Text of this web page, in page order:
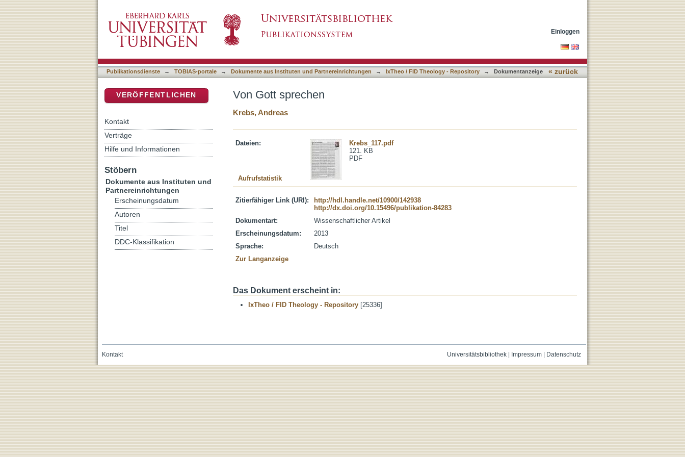
Einloggen
Publikationsdienste → TOBIAS-portale → Dokumente aus Instituten und Partnereinrichtungen → IxTheo / FID Theology - Repository → Dokumentanzeige « zurück
Von Gott sprechen
Krebs, Andreas
Dateien:
Krebs_117.pdf
121. KB
PDF
Aufrufstatistik
Zitierfähiger Link (URI):
http://hdl.handle.net/10900/142938
http://dx.doi.org/10.15496/publikation-84283
Dokumentart:
Wissenschaftlicher Artikel
Erscheinungsdatum:
2013
Sprache:
Deutsch
Zur Langanzeige
Das Dokument erscheint in:
IxTheo / FID Theology - Repository [25336]
VERÖFFENTLICHEN
Kontakt
Verträge
Hilfe und Informationen
Stöbern
Dokumente aus Instituten und
Partnereinrichtungen
Erscheinungsdatum
Autoren
Titel
DDC-Klassifikation
Universitätsbibliothek| Impressum| Datenschutz
Kontakt